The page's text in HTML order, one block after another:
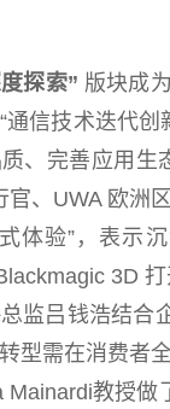
探索” 版块成
通信技术迭代
、完善应用生
官、UWA 欧洲
体验”，表示
3D
监吕钱浩结合
型需在消费者
Mainardi教授做